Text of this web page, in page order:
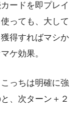
ードを即プレイ
っても、大して
得すればマシか
ケ効果。
っちは明確に強
、次ターン＋２